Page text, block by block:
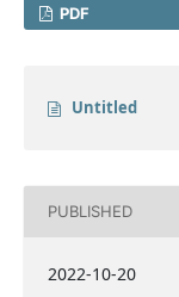
PDF
Untitled
PUBLISHED
2022-10-20